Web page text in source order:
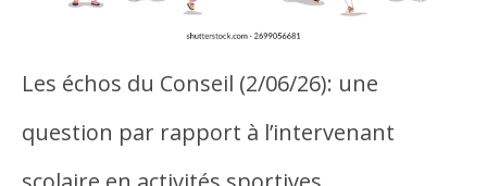
Les échos du Conseil (2/06/26): une
question par rapport à l’intervenant